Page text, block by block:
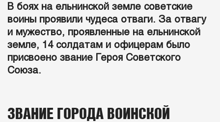
В боях на ельнинской земле советские
воины проявили чудеса отваги. За отвагу
и мужество, проявленные на ельнинской
земле, 14 солдатам и офицерам было
присвоено звание Героя Советского
Союза.
ЗВАНИЕ ГОРОДА ВОИНСКОЙ